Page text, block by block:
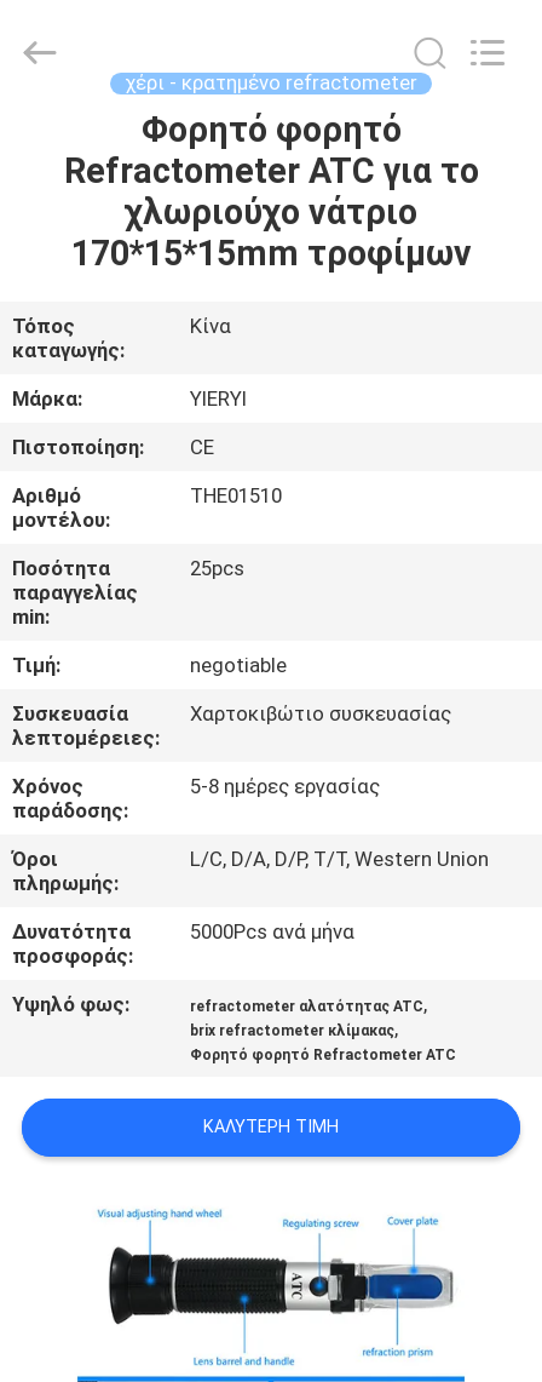
ΣΕΛΊΔΑ
ΠΡΟΪΌΝΤΑ
ΣΧΕΤΙΚΆ
ΜΕ
ΕΜΆΣ
ΓΎΡΟΣ
ΕΡΓΟΣΤΑΣΊΩΝ
ΠΟΙΟΤΙΚΌΣ
ΈΛΕΓΧΟΣ
ΕΠΑΦΉ
ΝΈΑ
ΌΛΕΣ
ΟΙ
ΠΕΡΙΠΤΏΣΕΙΣ
PRIVACY
POLICY
Technology
χέρι - κρατημένο refractometer
Φορητό φορητό
Refractometer ATC για το
χλωριούχο νάτριο
170*15*15mm τροφίμων
Τόπος
καταγωγής:
Κίνα
Μάρκα:
YIERYI
Πιστοποίηση:
CE
Αριθμό
μοντέλου:
THE01510
Ποσότητα
παραγγελίας
min:
25pcs
Τιμή:
negotiable
Συσκευασία
λεπτομέρειες:
Χαρτοκιβώτιο συσκευασίας
Χρόνος
παράδοσης:
5-8 ημέρες εργασίας
Όροι
πληρωμής:
L/C, D/A, D/P, T/T, Western Union
Δυνατότητα
προσφοράς:
5000Pcs ανά μήνα
Υψηλό φως: refractometer αλατότητας ATC,
brix refractometer κλίμακας,
Φορητό φορητό Refractometer ATC
ΚΑΛΎΤΕΡΗ ΤΙΜΉ